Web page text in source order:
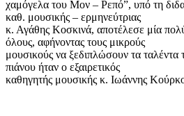
χαμόγελα του Μον – Ρεπό”, υπό τη
καθ. μουσικής – ερμηνεύτριας
κ. Αγάθης Κοσκινά, αποτέλεσε μία
όλους, αφήνοντας τους μικρούς
μουσικούς να ξεδιπλώσουν τα ταλέντα
πιάνου ήταν ο εξαιρετικός
καθηγητής μουσικής κ. Ιωάννης